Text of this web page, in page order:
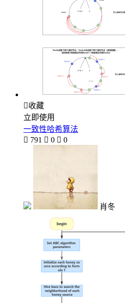
收藏
立即使用
一致性哈希算法
 791  0  0
肖冬